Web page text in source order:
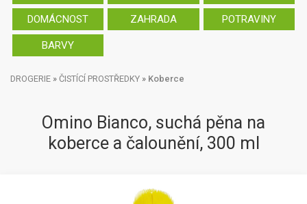
DOMÁCNOST ZAHRADA POTRAVINY
BARVY
DROGERIE » ČISTÍCÍ PROSTŘEDKY » Koberce
Omino Bianco, suchá pěna na
koberce a čalounění, 300 ml